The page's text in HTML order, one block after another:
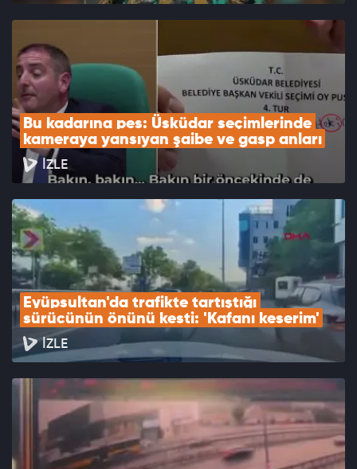
Bu kadarına pes: Üsküdar seçimlerinde
kameraya yansıyan şaibe ve gasp anları
İZLE
Eyüpsultan'da trafikte tartıştığı
sürücünün önünü kesti: 'Kafanı keserim'
İZLE